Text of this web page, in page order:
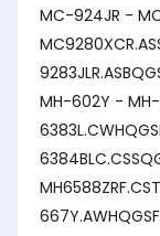
MC-924JR -
MH-602Y -